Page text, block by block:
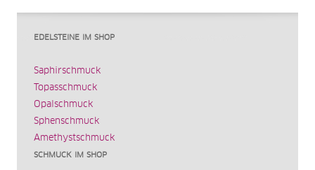
EDELSTEINE IM SHOP
Saphirschmuck
Topasschmuck
Opalschmuck
Sphenschmuck
Amethystschmuck
SCHMUCK IM SHOP